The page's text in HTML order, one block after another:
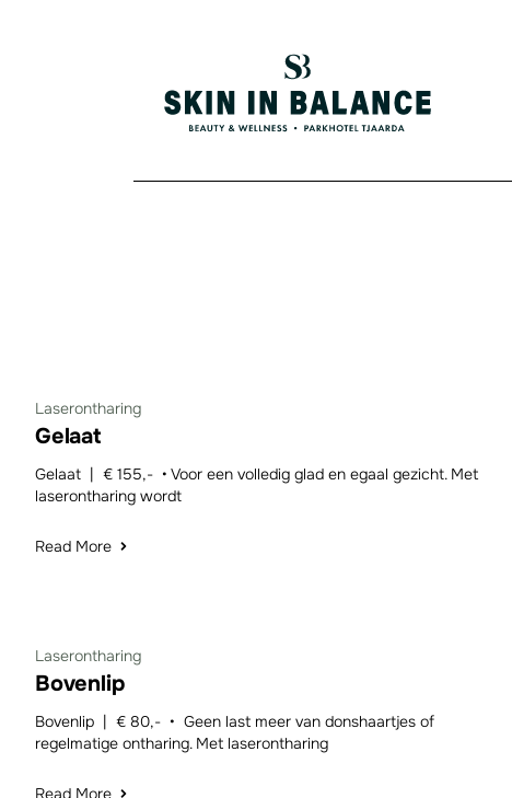
Laserontharing
Gelaat
Gelaat | € 155,- • Voor een volledig glad en egaal gezicht. Met
laserontharing wordt
Read More
Laserontharing
Bovenlip
Bovenlip | € 80,- • Geen last meer van donshaartjes of
regelmatige ontharing. Met laserontharing
Read More